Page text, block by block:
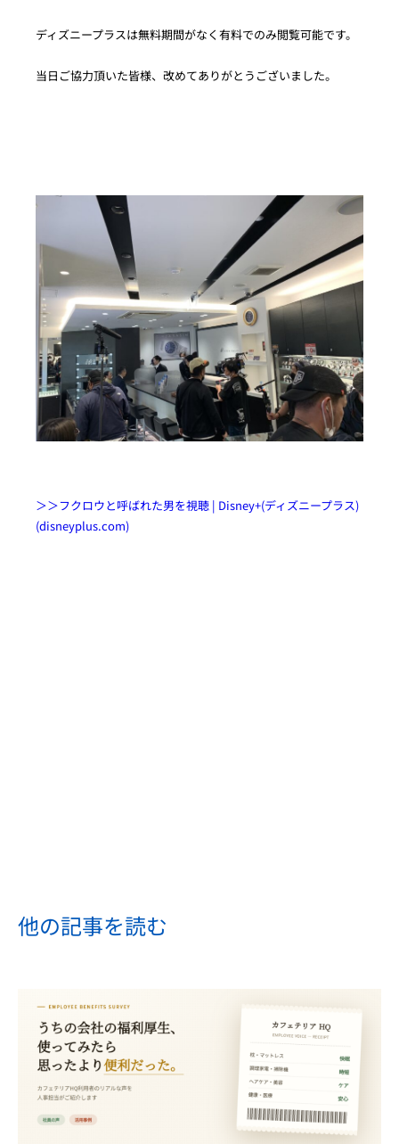
ディズニープラスは無料期間がなく有料でのみ閲覧可能です。
当日ご協力頂いた皆様、改めてありがとうございました。
＞＞フクロウと呼ばれた男を視聴 | Disney+(ディズニープラス)
(disneyplus.com)
他の記事を読む